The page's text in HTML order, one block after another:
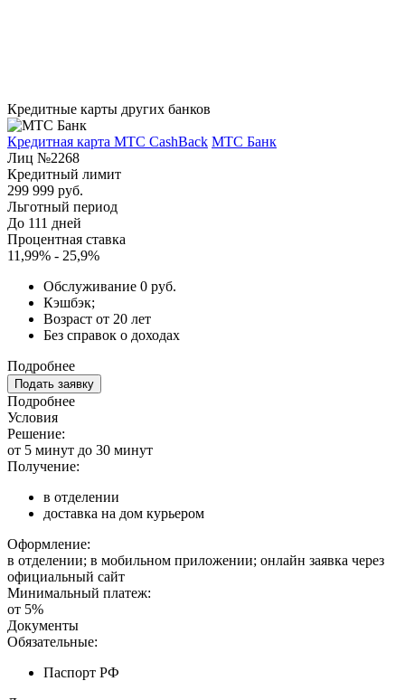
Кредитные карты других банков
Кредитная карта МТС CashBack МТС Банк
Лиц №2268
Кредитный лимит
299 999 руб.
Льготный период
До 111 дней
Процентная ставка
11,99% - 25,9%
Обслуживание 0 руб.
Кэшбэк;
Возраст от 20 лет
Без справок о доходах
Подробнее
Подать заявку
Подробнее
Условия
Решение:
от 5 минут до 30 минут
Получение:
в отделении
доставка на дом курьером
Оформление:
в отделении; в мобильном приложении; онлайн заявка через
официальный сайт
Минимальный платеж:
от 5%
Документы
Обязательные:
Паспорт РФ